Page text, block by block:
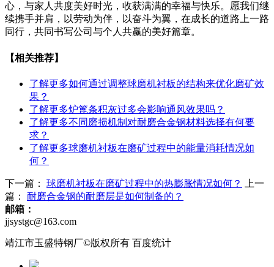
心，与家人共度美好时光，收获满满的幸福与快乐。愿我们继
续携手并肩，以劳动为伴，以奋斗为翼，在成长的道路上一路
同行，共同书写公司与个人共赢的美好篇章。
【相关推荐】
了解更多如何通过调整球磨机衬板的结构来优化磨矿效
果？
了解更多炉篦条积灰过多会影响通风效果吗？
了解更多不同磨损机制对耐磨合金钢材料选择有何要
求？
了解更多球磨机衬板在磨矿过程中的能量消耗情况如
何？
下一篇： 球磨机衬板在磨矿过程中的热膨胀情况如何？
上一
篇： 耐磨合金钢的耐磨层是如何制备的？
邮箱：
jjsystgc@163.com
靖江市玉盛特钢厂©版权所有 百度统计